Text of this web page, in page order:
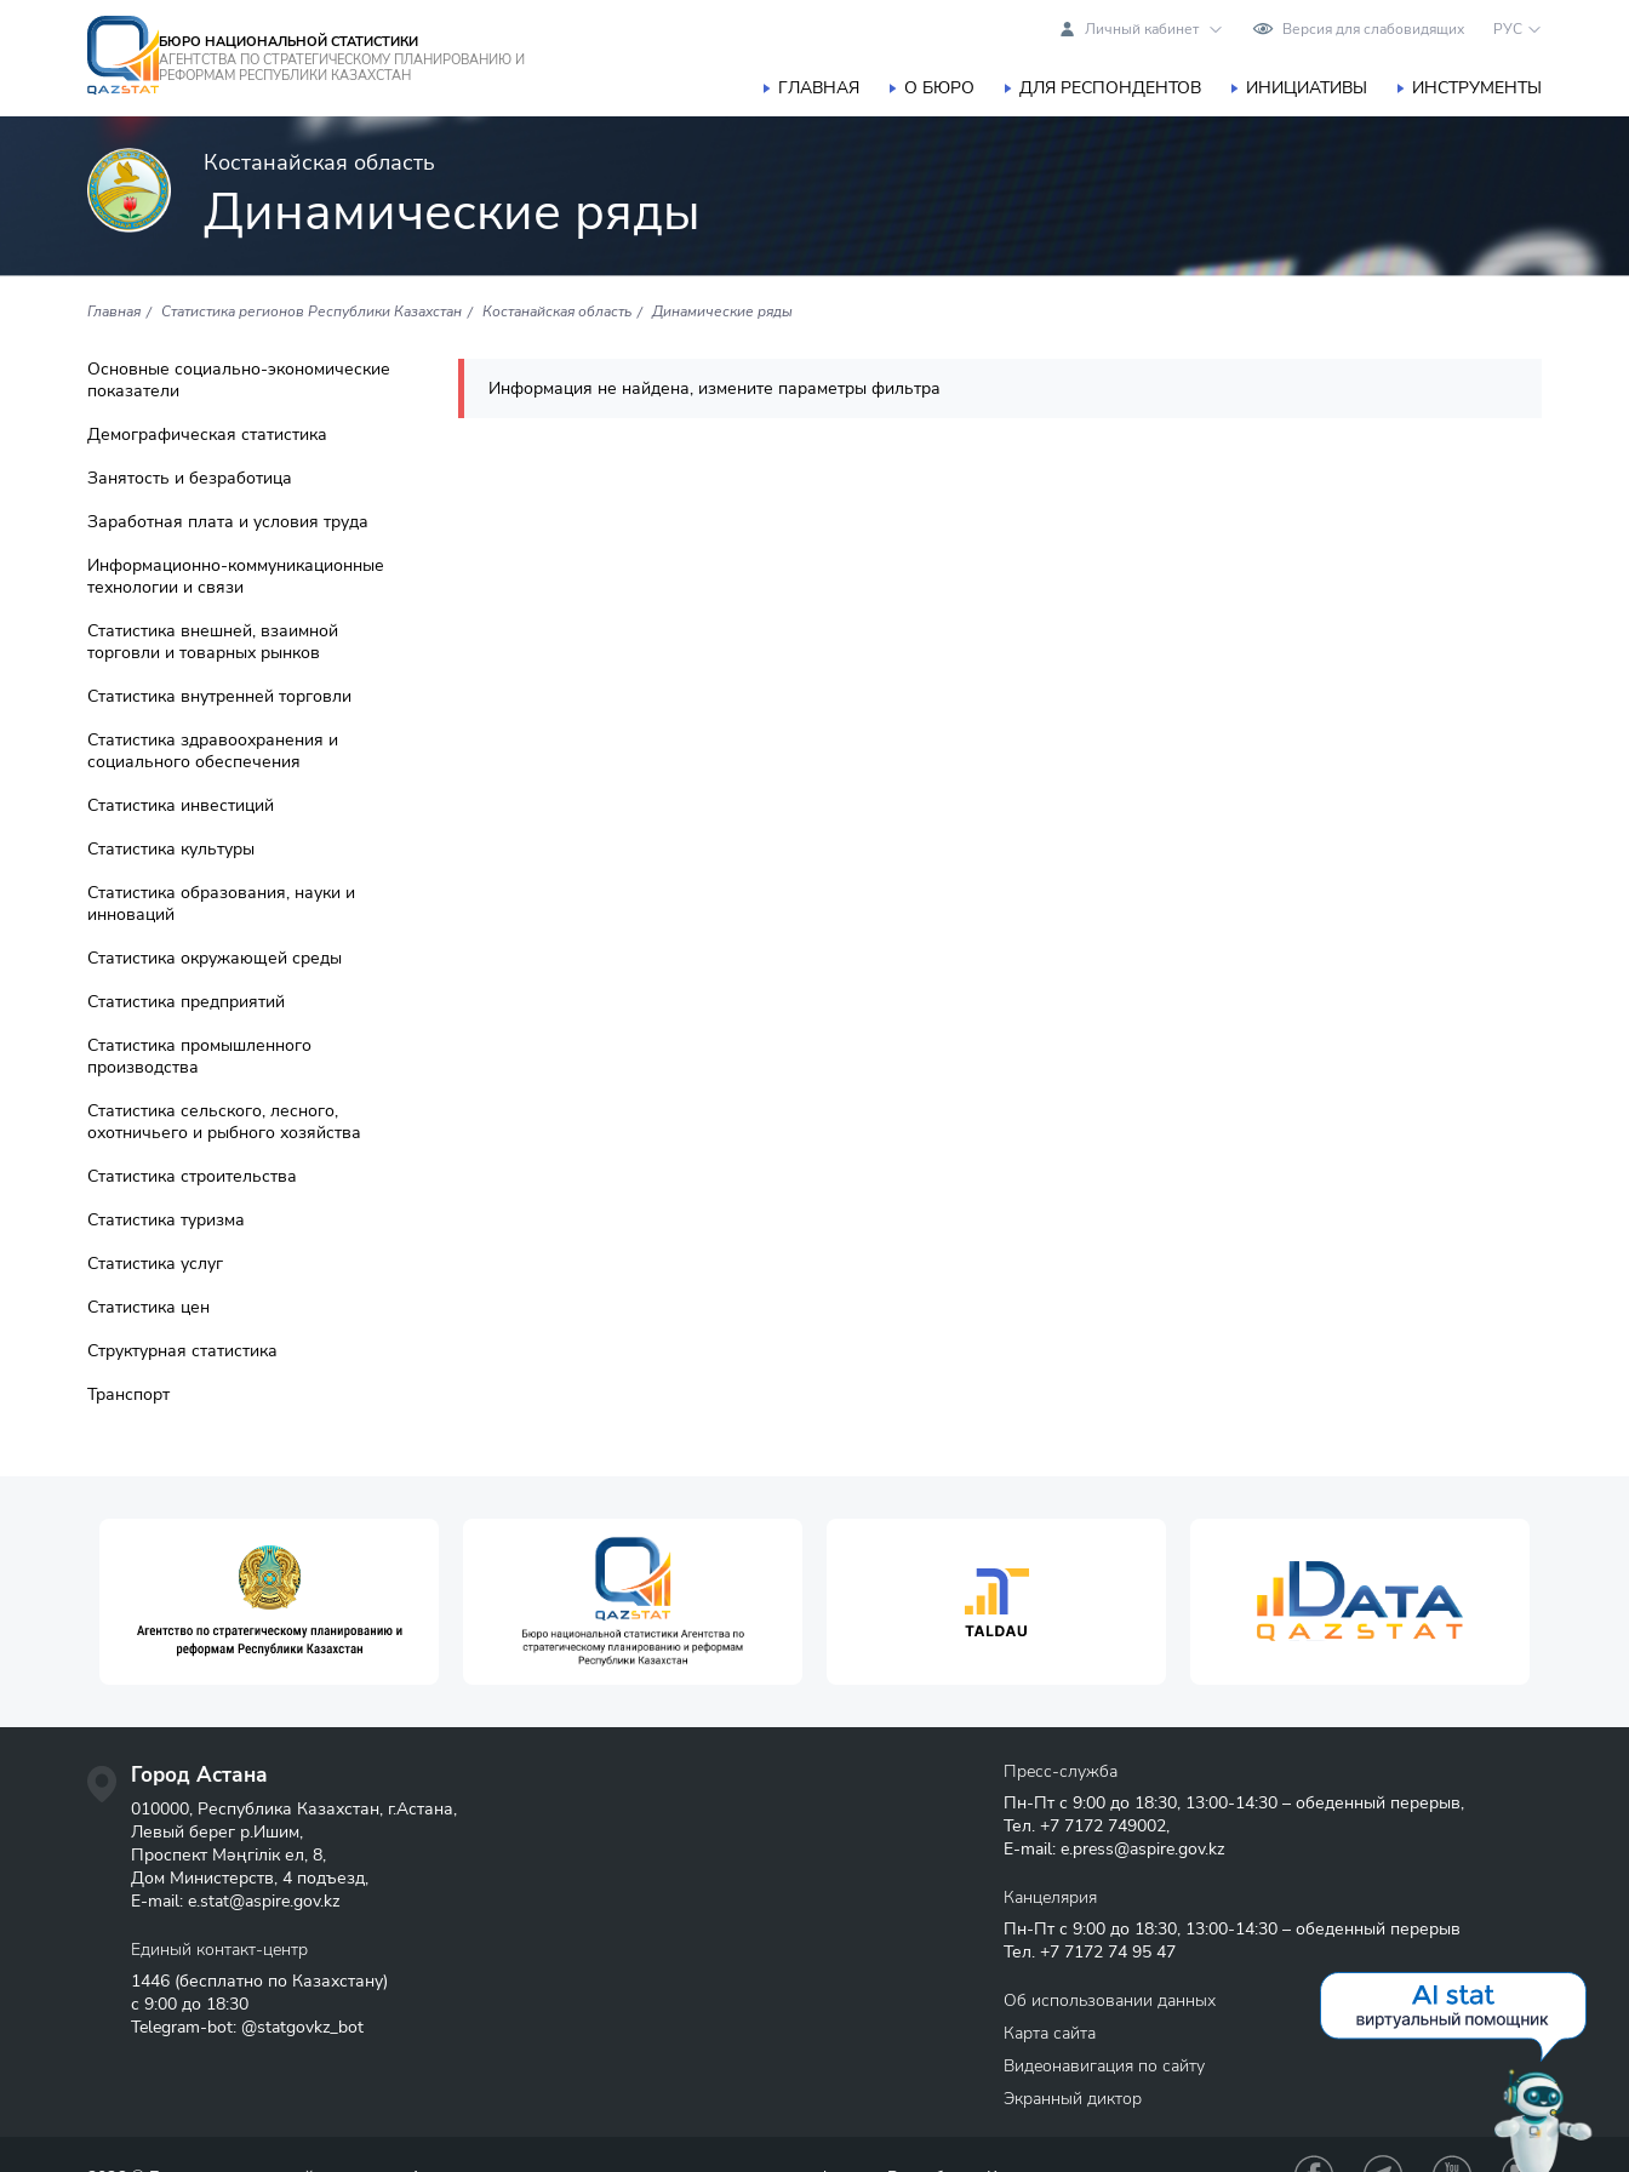
БЮРО НАЦИОНАЛЬНОЙ СТАТИСТИКИ
АГЕНТСТВА ПО СТРАТЕГИЧЕСКОМУ ПЛАНИРОВАНИЮ И
РЕФОРМАМ РЕСПУБЛИКИ КАЗАХСТАН
Личный кабинет Версия для слабовидящих РУС
ГЛАВНАЯ О БЮРО ДЛЯ РЕСПОНДЕНТОВ ИНИЦИАТИВЫ ИНСТРУМЕНТЫ
Костанайская область
Динамические ряды
Главная Статистика регионов Республики Казахстан Костанайская область Динамические ряды
Основные социально-экономические
показатели
Демографическая статистика
Занятость и безработица
Заработная плата и условия труда
Информационно-коммуникационные
технологии и связи
Статистика внешней, взаимной
торговли и товарных рынков
Статистика внутренней торговли
Статистика здравоохранения и
социального обеспечения
Статистика инвестиций
Статистика культуры
Статистика образования, науки и
инноваций
Статистика окружающей среды
Статистика предприятий
Статистика промышленного
производства
Статистика сельского, лесного,
охотничьего и рыбного хозяйства
Статистика строительства
Статистика туризма
Статистика услуг
Статистика цен
Структурная статистика
Транспорт
Информация не найдена, измените параметры фильтра
Город Астана
010000, Республика Казахстан, г.Астана,
Левый берег р.Ишим,
Проспект Мәңгілік ел, 8,
Дом Министерств, 4 подъезд,
E-mail: e.stat@aspire.gov.kz
Единый контакт-центр
1446 (бесплатно по Казахстану)
с 9:00 до 18:30
Telegram-bot: @statgovkz_bot
Пресс-служба
Пн-Пт с 9:00 до 18:30, 13:00-14:30 – обеденный перерыв,
Тел. +7 7172 749002,
E-mail: e.press@aspire.gov.kz
Канцелярия
Пн-Пт с 9:00 до 18:30, 13:00-14:30 – обеденный перерыв
Тел. +7 7172 74 95 47
Об использовании данных
Карта сайта
Видеонавигация по сайту
Экранный диктор